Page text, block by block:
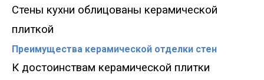
Стены кухни облицованы керамической
плиткой
Преимущества керамической отделки стен
К достоинствам керамической плитки